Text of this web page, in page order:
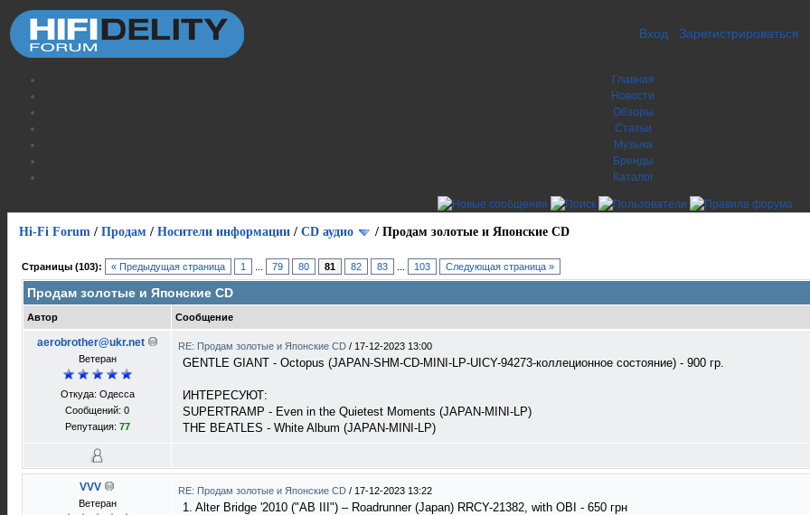
Вход Зарегистрироваться
Главная
Новости
Обзоры
Статьи
Музыка
Бренды
Каталог
Hi-Fi Forum / Продам / Носители информации / СD аудио / Продам золотые и Японские CD
Страницы (103): « Предыдущая страница 1 79 80 81 82 83 103 Следующая страница »
Продам золотые и Японские CD
Автор Сообщение
aerobrother@ukr.net
Ветеран
Откуда: Одесса
Сообщений: 0
Репутация: 77
RE: Продам золотые и Японские CD / 17-12-2023 13:00
GENTLE GIANT - Octopus (JAPAN-SHM-CD-MINI-LP-UICY-94273-коллеционное состояние) - 900 гр.
ИНТЕРЕСУЮТ:
SUPERTRAMP - Even in the Quietest Moments (JAPAN-MINI-LP)
THE BEATLES - White Album (JAPAN-MINI-LP)
VVV
Ветеран
RE: Продам золотые и Японские CD / 17-12-2023 13:22
1. Alter Bridge '2010 ("AB III") – Roadrunner (Japan) RRCY-21382, with OBI - 650 грн